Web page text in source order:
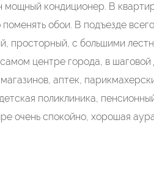
мощный кондиционер. В
обои. В подъезде
просторный, с большими
центре города, в шаговой
аптек,
поликлиника,
очень спокойно, хорошая